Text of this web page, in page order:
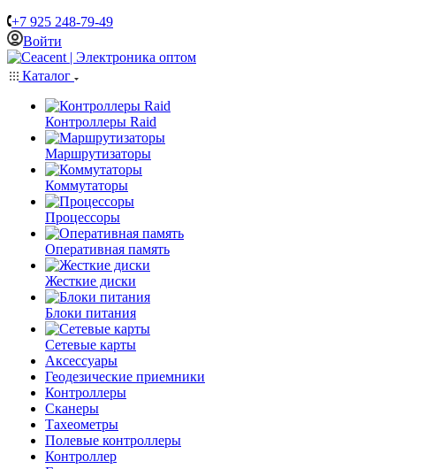
+7 925 248-79-49
Войти
Каталог
Контроллеры Raid
Маршрутизаторы
Коммутаторы
Процессоры
Оперативная память
Жесткие диски
Блоки питания
Сетевые карты
Аксессуары
Геодезические приемники
Контроллеры
Сканеры
Тахеометры
Полевые контроллеры
Контроллер